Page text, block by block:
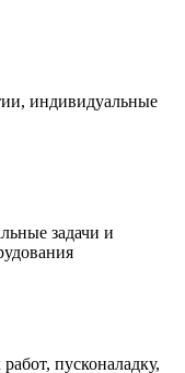
индивидуальные
задачи и
пусконаладку,